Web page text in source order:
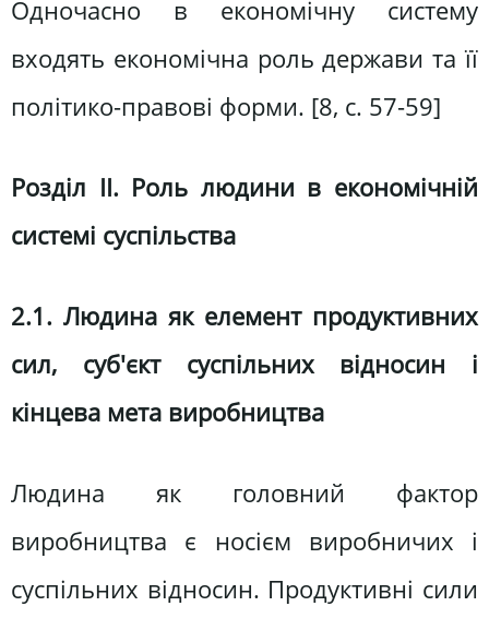
Одночасно в економічну систему
входять економічна роль держави та її
політико-правові форми. [8, c. 57-59]
Розділ ІІ. Роль людини в економічній
системі суспільства
2.1. Людина як елемент продуктивних
сил, суб'єкт суспільних відносин і
кінцева мета виробництва
Людина як головний фактор
виробництва є носієм виробничих і
суспільних відносин. Продуктивні сили